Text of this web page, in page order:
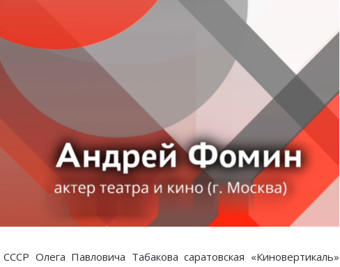
Олега Павловича Табакова саратовская «Киновертикаль»